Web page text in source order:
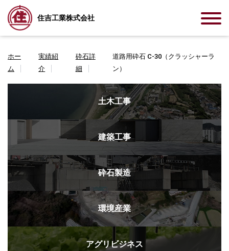
住吉工業株式会社
ホー
ム
実績紹
介
砕石詳
細
道路用砕石 C-30（クラッシャーラ
ン）
土木工事
建築工事
砕石製造
環境産業
アグリビジネス